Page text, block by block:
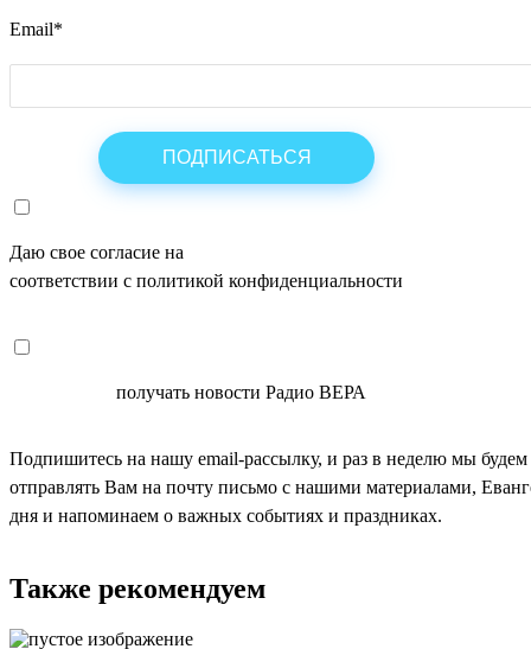
Email*
Даю свое согласие на
соответствии с политикой конфиденциальности
получать новости Радио ВЕРА
Подпишитесь на нашу email-рассылку, и раз в неделю мы будем
отправлять Вам на почту письмо с нашими материалами,
дня и напоминаем о важных событиях и праздниках.
Также рекомендуем